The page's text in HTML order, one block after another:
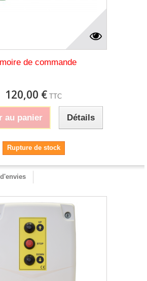
de commande
120,00 € TTC
au panier Détails
Rupture de stock